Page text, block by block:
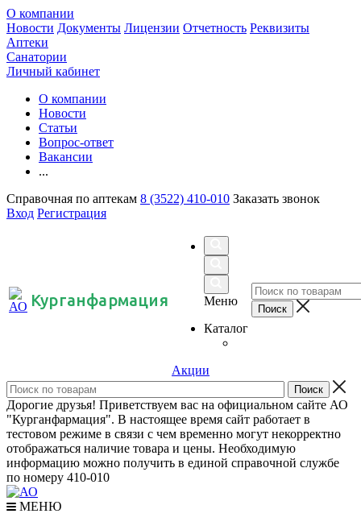
О компании
Новости Документы Лицензии Отчетность Реквизиты
Аптеки
Санатории
Личный кабинет
О компании
Новости
Статьи
Вопрос-ответ
Вакансии
...
Справочная по аптекам 8 (3522) 410-010 Заказать звонок
Вход Регистрация
Курганфармация
Меню
Каталог
Акции
Дорогие друзья! Приветствуем вас на официальном сайте АО
"Курганфармация". В настоящее время сайт работает в
тестовом режиме в связи с чем временно могут некорректно
отображаться наличие товара и цены. Необходимую
информацию можно получить в единой справочной службе
по номеру 410-010
МЕНЮ